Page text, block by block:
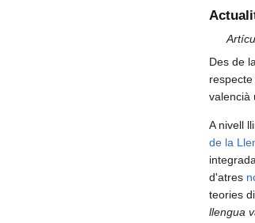
Des de la
valencià
A nivell
de la
d'atres
teories
llengua